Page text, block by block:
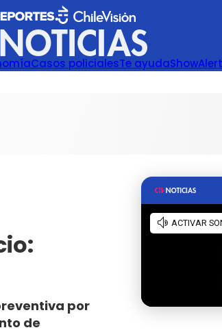
Casos policialesTe ayudaShow
por
de